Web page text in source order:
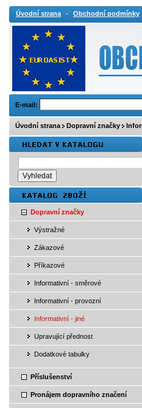
Úvodní strana - Obchodní podmínky
E-mail:
Úvodní strana Dopravní značky
Dopravní značky
Výstražné
Zákazové
Příkazové
Informativní - směrové
Informativní - provozní
Informativní - jiné
Upravující přednost
Dodatkové tabulky
Příslušenství
Pronájem dopravního značení